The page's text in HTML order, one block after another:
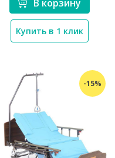
В корзину
Купить в 1 клик
-15%